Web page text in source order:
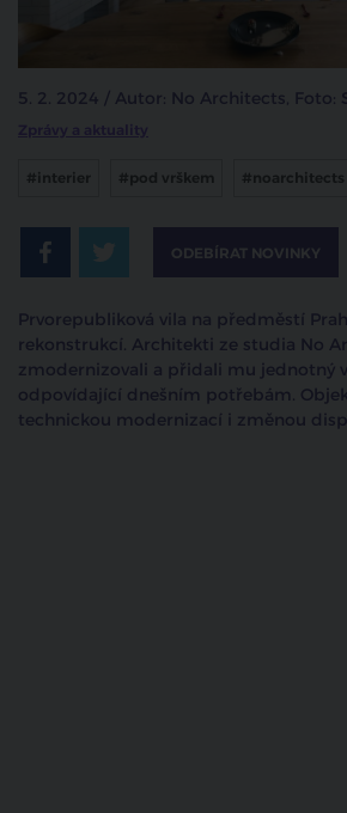
5. 2. 2024 / Autor: No Architects, Foto:
Zprávy a aktuality
#interier #pod vrškem #noarchitects
ODEBÍRAT NOVINKY
Prvorepubliková vila na předměstí
rekonstrukcí. Architekti ze studia No
zmodernizovali a přidali mu jednotný
odpovídající dnešním potřebám.
technickou modernizací i změnou